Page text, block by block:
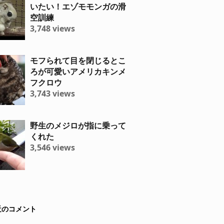
いたい！エゾモモンガの滑
空訓練
3,748 views
モフられて目を閉じるとこ
ろが可愛いアメリカキンメ
フクロウ
3,743 views
野生のメジロが指に乗って
くれた
3,546 views
コメント